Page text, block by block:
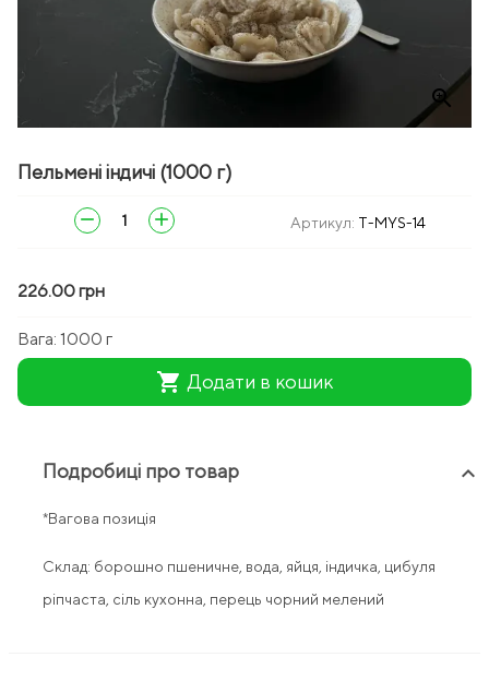
zoom_in
Пельмені індичі (1000 г)
remove add Артикул: T-MYS-14
226.00 грн
Вага: 1000 г
shopping_cart Додати в кошик
Подробиці про товар keyboard_arrow_up
*Вагова позиція
Склад: борошно пшеничне, вода, яйця, індичка, цибуля
ріпчаста, сіль кухонна, перець чорний мелений